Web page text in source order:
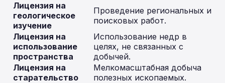
Лицензия на
геологическое
изучение
Проведение региональных и
поисковых работ.
Лицензия на
использование
пространства
Использование недр в
целях, не связанных с
добычей.
Лицензия на
старательство
Мелкомасштабная добыча
полезных ископаемых.